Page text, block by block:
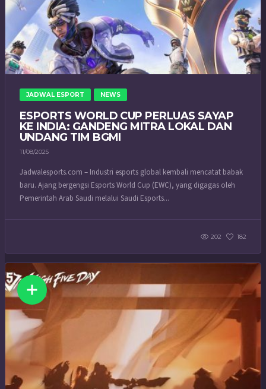
JADWAL ESPORT NEWS
ESPORTS WORLD CUP PERLUAS SAYAP
KE INDIA: GANDENG MITRA LOKAL DAN
UNDANG TIM BGMI
11/08/2025
Jadwalesports.com – Industri esports global kembali mencatat babak
baru. Ajang bergengsi Esports World Cup (EWC), yang digagas oleh
Pemerintah Arab Saudi melalui Saudi Esports...
202 182